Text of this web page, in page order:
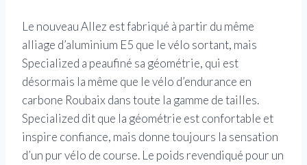
Le nouveau Allez est fabriqué à partir du même
alliage d’aluminium E5 que le vélo sortant, mais
Specialized a peaufiné sa géométrie, qui est
désormais la même que le vélo d’endurance en
carbone Roubaix dans toute la gamme de tailles.
Specialized dit que la géométrie est confortable et
inspire confiance, mais donne toujours la sensation
d’un pur vélo de course. Le poids revendiqué pour un